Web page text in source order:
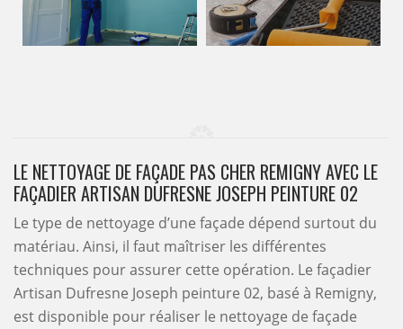
LE NETTOYAGE DE FAÇADE PAS CHER REMIGNY AVEC LE
FAÇADIER ARTISAN DUFRESNE JOSEPH PEINTURE 02
Le type de nettoyage d’une façade dépend surtout du
matériau. Ainsi, il faut maîtriser les différentes
techniques pour assurer cette opération. Le façadier
Artisan Dufresne Joseph peinture 02, basé à Remigny,
est disponible pour réaliser le nettoyage de façade